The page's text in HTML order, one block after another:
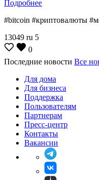
Подробнее
#bitcoin #криптовалюты
13049 ru 5
0
Последние новости Все
Для дома
Для бизнеса
Поддержка
Пользователям
Партнерам
Пресс-центр
Контакты
Вакансии